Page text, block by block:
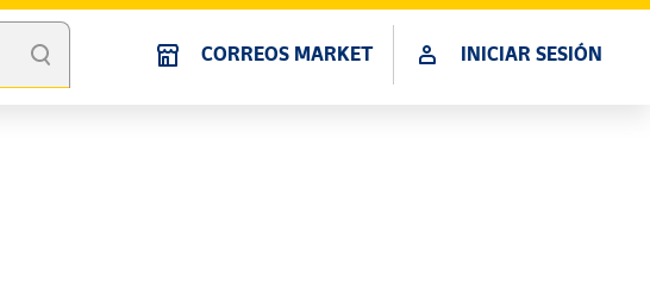
CORREOS MARKET INICIAR SESIÓN